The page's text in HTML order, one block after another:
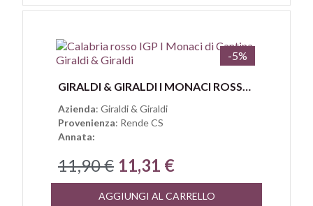
Anteprima
-5%
GIRALDI & GIRALDI I MONACI ROSSO CALABRIA IGP
Azienda: Giraldi & Giraldi
Provenienza: Rende CS
Annata:
11,90 € 11,31 €
AGGIUNGI AL CARRELLO